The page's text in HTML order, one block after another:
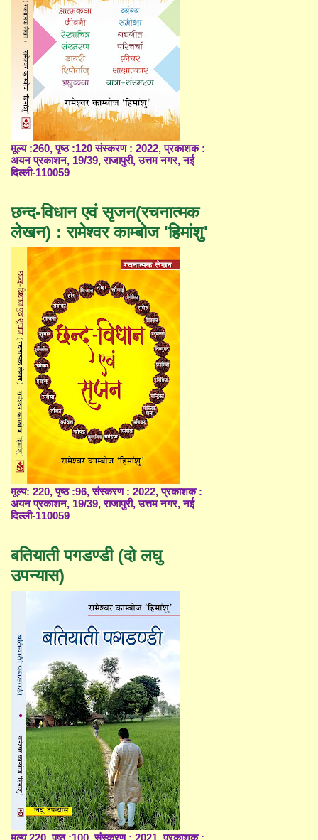
मूल्य :260, पृष्ठ :120 संस्करण : 2022, प्रकाशक :
अयन प्रकाशन, 19/39, राजापुरी, उत्तम नगर, नई
दिल्ली-110059
छन्द-विधान एवं सृजन(रचनात्मक
लेखन) : रामेश्वर काम्बोज 'हिमांशु'
मूल्य: 220, पृष्ठ :96, संस्करण : 2022, प्रकाशक :
अयन प्रकाशन, 19/39, राजापुरी, उत्तम नगर, नई
दिल्ली-110059
बतियाती पगडण्डी (दो लघु
उपन्यास)